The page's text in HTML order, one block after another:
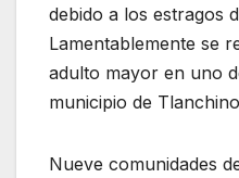
debido a los estragos
Lamentablemente se
adulto mayor en uno
municipio de
Nueve comunidades